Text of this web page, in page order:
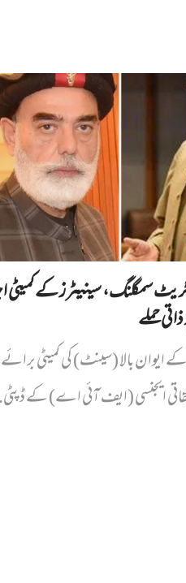
سمگلنگ، سینیٹرز کے کمیٹی
حملے
ایوان بالا (سینٹ) کی کمیٹی برائے
ایجنسی (ایف آئی اے) کے